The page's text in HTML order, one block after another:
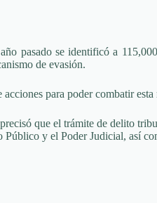
pasado se identificó a
de evasión.
para poder combatir
que el trámite de delito
y el Poder Judicial, así